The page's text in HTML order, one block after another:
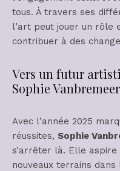
tous. À travers ses
l’art peut jouer un rôle
contribuer à des
Vers un futur
Sophie
Avec l’année 2025
réussites, Sophie
s’arrêter là. Elle aspire
nouveaux terrains